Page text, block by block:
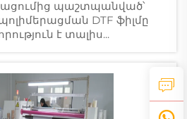
պաշտպանված՝
DTF ֆիլմը
է տալիս...